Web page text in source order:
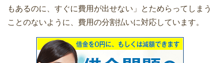
もあるのに、すぐに費用が出せない」とためらってしまう
ことのないように、費用の分割払いに対応しています。